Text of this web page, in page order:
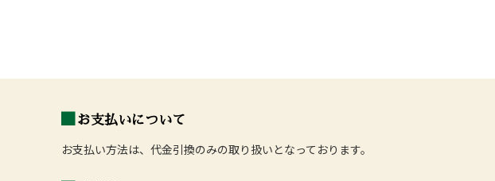
お支払いについて
お支払い方法は、代金引換のみの取り扱いとなっております。